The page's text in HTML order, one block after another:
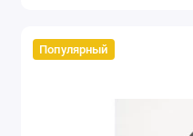
Популярный